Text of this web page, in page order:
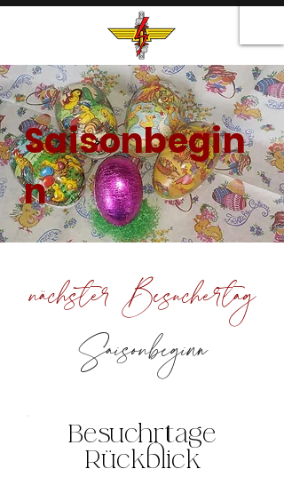
Saisonbegin
n
nächster Besuchertag
Saisonbeginn
Besuchrtage
Rückblick